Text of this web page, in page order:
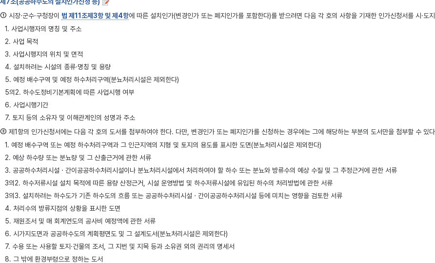
① 시장·군수·구청장이 법 제11조제3항 및 제4항에 따른 설치인가(변경인가 또는 폐지인가를 포함한다)를 받으려면 다음 각 호의 사항을 기재한 인가신청서를
1. 사업시행자의 명칭 및 주소
2. 사업 목적
3. 사업시행지의 위치 및 면적
4. 설치하려는 시설의 종류·명칭 및 용량
5. 예정 배수구역 및 예정 하수처리구역(분뇨처리시설은 제외한다)
5의2. 하수도정비기본계획에 따른 사업시행 여부
6. 사업시행기간
7. 토지 등의 소유자 및 이해관계인의 성명과 주소
② 제1항의 인가신청서에는 다음 각 호의 도서를 첨부하여야 한다. 다만, 변경인가 또는 폐지인가를 신청하는 경우에는 그에 해당하는 부분의 도서만을 첨부할 수
1. 예정 배수구역 또는 예정 하수처리구역과 그 인근지역의 지형 및 토지의 용도를 표시한 도면(분뇨처리시설은 제외한다)
2. 예상 하수량 또는 분뇨량 및 그 산출근거에 관한 서류
3. 공공하수처리시설ㆍ간이공공하수처리시설이나 분뇨처리시설에서 처리하여야 할 하수 또는 분뇨와 방류수의 예상 수질 및 그 추정근거에 관한 서류
3의2. 하수저류시설 설치 목적에 따른 용량 산정근거, 시설 운영방법 및 하수저류시설에 유입된 하수의 처리방법에 관한 서류
3의3. 설치하려는 하수도가 기존 하수도의 흐름 또는 공공하수처리시설ㆍ간이공공하수처리시설 등에 미치는 영향을 검토한 서류
4. 처리수의 방류지점의 상황을 표시한 도면
5. 재원조서 및 매 회계연도의 공사비 예정액에 관한 서류
6. 시가지도면과 공공하수도의 계획평면도 및 그 설계도서(분뇨처리시설은 제외한다)
7. 수용 또는 사용할 토지·건물의 조서, 그 지번 및 지목 등과 소유권 외의 권리의 명세서
8. 그 밖에 환경부령으로 정하는 도서